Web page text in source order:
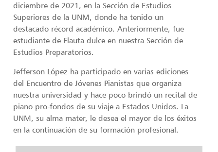
diciembre de 2021, en la Sección de Estudios
Superiores de la UNM, donde ha tenido un
destacado récord académico. Anteriormente, fue
estudiante de Flauta dulce en nuestra Sección de
Estudios Preparatorios.
Jefferson López ha participado en varias ediciones
del Encuentro de Jóvenes Pianistas que organiza
nuestra universidad y hace poco brindó un recital de
piano pro-fondos de su viaje a Estados Unidos. La
UNM, su alma mater, le desea el mayor de los éxitos
en la continuación de su formación profesional.